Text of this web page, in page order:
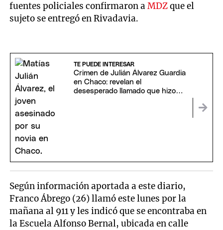
fuentes policiales confirmaron aMDZque el
sujeto se entregó en Rivadavia.
TE PUEDE INTERESAR
Crimen de Julián Álvarez Guardia
en Chaco: revelan el
desesperado llamado que hizo
Según información aportada a este diario,
Franco Ábrego (26) llamó este lunes por la
mañana al 911 y les indicó que se encontraba en
la Escuela Alfonso Bernal, ubicada en calle